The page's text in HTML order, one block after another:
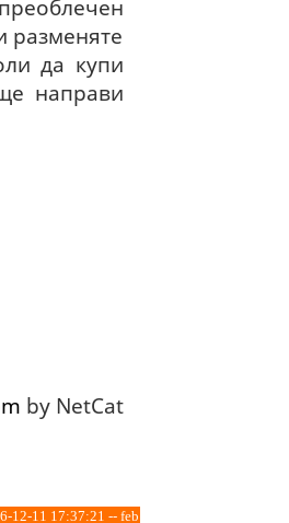
разменяте
да купи
направи
by NetCat
12-11 17:37:21 -- feb